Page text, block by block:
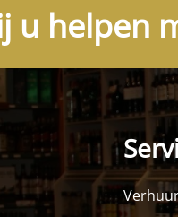
u helpen